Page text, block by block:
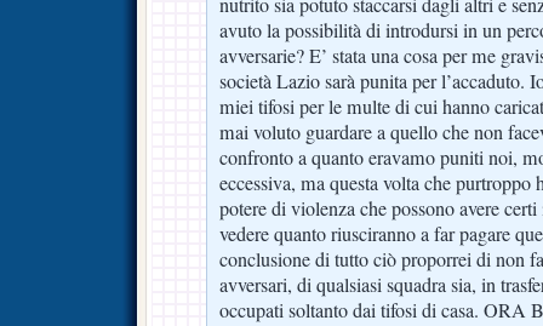
nutrito sia potuto staccarsi dagli altri e
avuto la possibilità di introdursi in un
avversarie? E’ stata una cosa per me
società Lazio sarà punita per l’accaduto.
miei tifosi per le multe di cui hanno
mai voluto guardare a quello che non
confronto a quanto eravamo puniti noi,
eccessiva, ma questa volta che purtroppo
potere di violenza che possono avere
vedere quanto riusciranno a far pagare
conclusione di tutto ciò proporrei di non
avversari, di qualsiasi squadra sia, in
occupati soltanto dai tifosi di casa. ORA